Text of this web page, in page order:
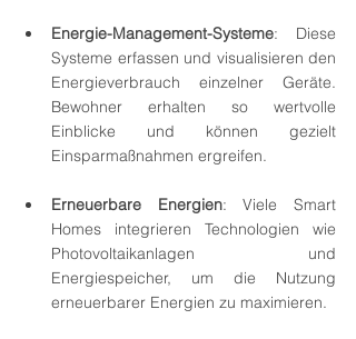
Energie-Management-Systeme: Diese
Systeme erfassen und visualisieren den
Energieverbrauch einzelner Geräte.
Bewohner erhalten so wertvolle
Einblicke und können gezielt
Einsparmaßnahmen ergreifen.
Erneuerbare Energien: Viele Smart
Homes integrieren Technologien wie
Photovoltaikanlagen und
Energiespeicher, um die Nutzung
erneuerbarer Energien zu maximieren.